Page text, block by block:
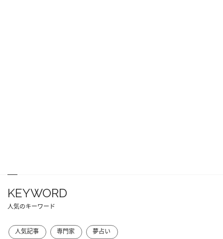
KEYWORD
人気のキーワード
人気記事 専門家
夢占い